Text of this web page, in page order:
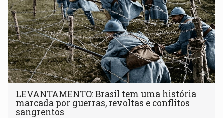
LEVANTAMENTO: Brasil tem uma história
marcada por guerras, revoltas e conflitos
sangrentos